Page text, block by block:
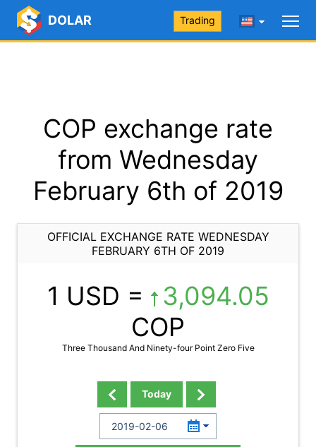
DOLAR Trading
COP exchange rate
from Wednesday
February 6th of 2019
OFFICIAL EXCHANGE RATE WEDNESDAY
FEBRUARY 6TH OF 2019
1 USD =
3,094.05
COP
Three Thousand And Ninety-four Point Zero Five
Today